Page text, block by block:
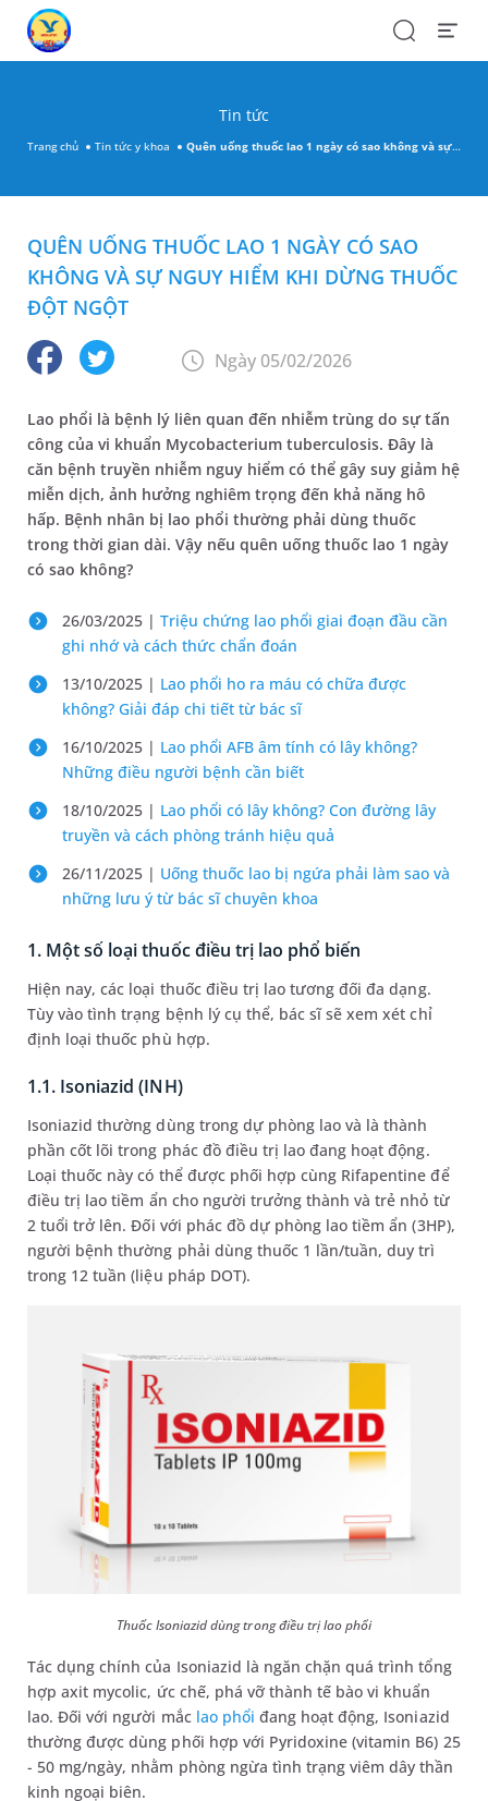
SearchOpen
Tin tức
Trang chủ Tin tức y khoa Quên uống thuốc lao 1 ngày có sao không và sự nguy hiểm khi dừng thuốc đột ngột
QUÊN UỐNG THUỐC LAO 1 NGÀY CÓ SAO
KHÔNG VÀ SỰ NGUY HIỂM KHI DỪNG THUỐC
ĐỘT NGỘT
Ngày 05/02/2026
Lao phổi là bệnh lý liên quan đến nhiễm trùng do sự tấn
công của vi khuẩn Mycobacterium tuberculosis. Đây là
căn bệnh truyền nhiễm nguy hiểm có thể gây suy giảm hệ
miễn dịch, ảnh hưởng nghiêm trọng đến khả năng hô
hấp. Bệnh nhân bị lao phổi thường phải dùng thuốc
trong thời gian dài. Vậy nếu quên uống thuốc lao 1 ngày
có sao không?
26/03/2025 | Triệu chứng lao phổi giai đoạn đầu cần
ghi nhớ và cách thức chẩn đoán
13/10/2025 | Lao phổi ho ra máu có chữa được
không? Giải đáp chi tiết từ bác sĩ
16/10/2025 | Lao phổi AFB âm tính có lây không?
Những điều người bệnh cần biết
18/10/2025 | Lao phổi có lây không? Con đường lây
truyền và cách phòng tránh hiệu quả
26/11/2025 | Uống thuốc lao bị ngứa phải làm sao và
những lưu ý từ bác sĩ chuyên khoa
1. Một số loại thuốc điều trị lao phổ biến
Hiện nay, các loại thuốc điều trị lao tương đối đa dạng.
Tùy vào tình trạng bệnh lý cụ thể, bác sĩ sẽ xem xét chỉ
định loại thuốc phù hợp.
1.1. Isoniazid (INH)
Isoniazid thường dùng trong dự phòng lao và là thành
phần cốt lõi trong phác đồ điều trị lao đang hoạt động.
Loại thuốc này có thể được phối hợp cùng Rifapentine để
điều trị lao tiềm ẩn cho người trưởng thành và trẻ nhỏ từ
2 tuổi trở lên. Đối với phác đồ dự phòng lao tiềm ẩn (3HP),
người bệnh thường phải dùng thuốc 1 lần/tuần, duy trì
trong 12 tuần (liệu pháp DOT).
Thuốc Isoniazid dùng trong điều trị lao phổi
Tác dụng chính của Isoniazid là ngăn chặn quá trình tổng
hợp axit mycolic, ức chế, phá vỡ thành tế bào vi khuẩn
lao. Đối với người mắc lao phổi đang hoạt động, Isoniazid
thường được dùng phối hợp với Pyridoxine (vitamin B6) 25
- 50 mg/ngày, nhằm phòng ngừa tình trạng viêm dây thần
kinh ngoại biên.